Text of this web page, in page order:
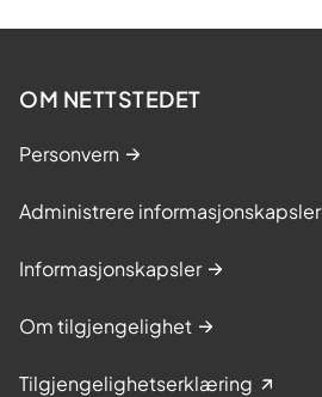
OM NETTSTEDET
Personvern
Administrere informasjonskapsler
Informasjonskapsler
Om tilgjengelighet
Tilgjengelighetserklæring